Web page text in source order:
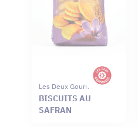
Les Deux Gourmands
BISCUITS AU
SAFRAN